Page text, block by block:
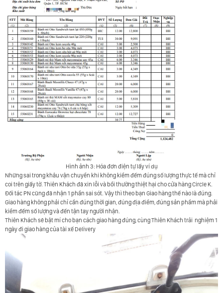
Hình ảnh 3: Hóa đơn điện tự lấy ví dụ
Những sai trong khâu vận chuyển khi không kiểm đếm đúng số lượng thực tế mà chỉ
coi trên giấy tờ. Thiên Khách đã xin lỗi và bồi thường thiệt hại cho cửa hàng Circle K.
Đối tác PN cũng đã nhận 1 phần sai sót. Vậy thì theo bạn Giao hàng thế nào là đúng.
Giao hàng không phải chỉ cần đúng thời gian, đúng địa điểm, đúng sản phẩm mà phải
kiểm đếm số lượng và đến tận tay người nhận.
Thiên Khách sẽ bật mí cho bạn cách giao hàng đúng, cùng Thiên Khách trải nghiệm 1
ngày đi giao hàng của tài xế Delivery